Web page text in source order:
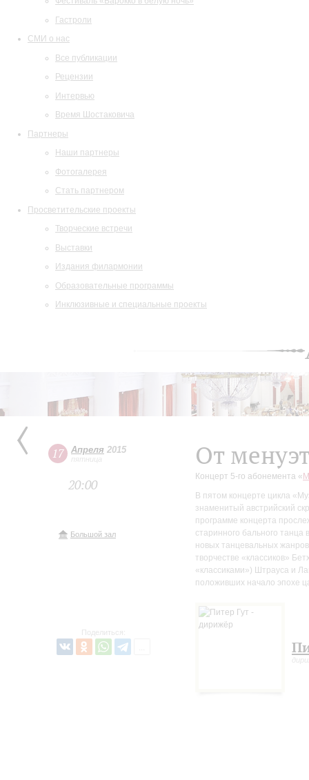
Гастроли
СМИ о нас
Все публикации
Рецензии
Интервью
Время Шостаковича
Партнеры
Наши партнеры
Фотогалерея
Стать партнером
Просветительские проекты
Творческие встречи
Выставки
Издания филармонии
Образовательные программы
Инклюзивные и специальные проекты
17 Апреля 2015
пятница
20:00
Большой зал
Поделиться:
От
Концерт 5-го абонемента «
В пятом концерте цикла
знаменитый австрийский
программе концерта
старинного бального
новых танцевальных
творчестве «классиков»
«классиками») Штрауса и
положивших начало эпохе